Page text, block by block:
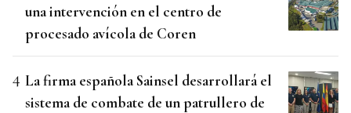
una intervención en el centro de
procesado avícola de Coren
La firma española Sainsel desarrollará el
sistema de combate de un patrullero de